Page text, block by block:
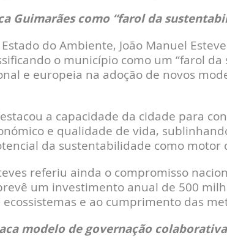
Guimarães como “farol da
do Ambiente, João Manuel
o município como um “farol
e europeia na adoção de novos
a capacidade da cidade para
e qualidade de vida,
da sustentabilidade como motor
referiu ainda o compromisso
um investimento anual de 500
e ao cumprimento das
modelo de governação colaborativa